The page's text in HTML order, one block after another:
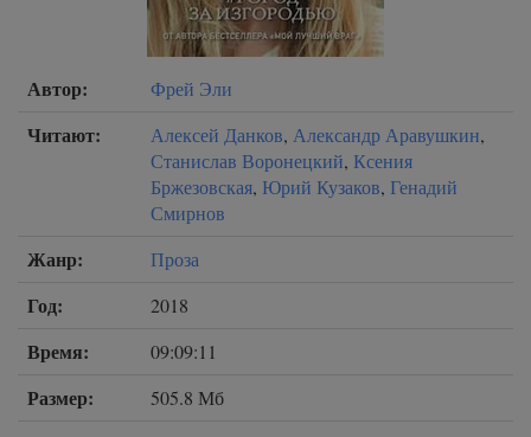
Автор: Фрей Эли
Читают: Алексей Данков, Александр Аравушкин,
Станислав Воронецкий, Ксения
Бржезовская, Юрий Кузаков, Генадий
Смирнов
Жанр: Проза
Год: 2018
Время: 09:09:11
Размер: 505.8 Мб